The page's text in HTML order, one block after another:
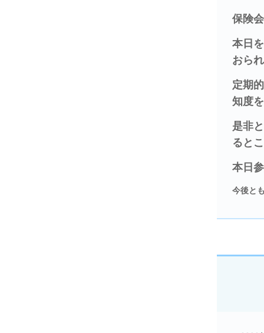
保険
本日
おら
定期
知度を
是非
ると
本日
今後と